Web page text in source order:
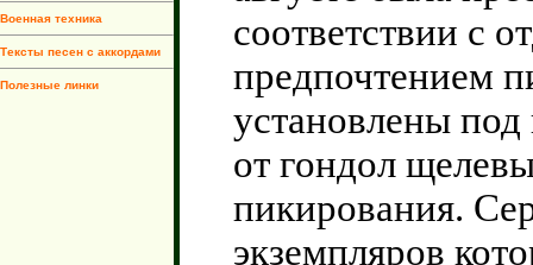
Военная техника
Тексты песен с аккордами
Полезные линки
соответствии с
предпочтением
установлены
от гондол
пикирования.
экземпляров